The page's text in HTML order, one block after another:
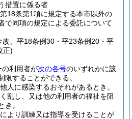
措置に係る者
18条第1項に規定する本市以外の
で同項の規定による委託について
、平18条例30・平23条例20・平
正)
の利用者が次の各号のいずれかに該
限することができる。
人に感染するおそれがあるとき。
乱し、又は他の利用者の福祉を阻
き。
より訓練又は指導を受けることが